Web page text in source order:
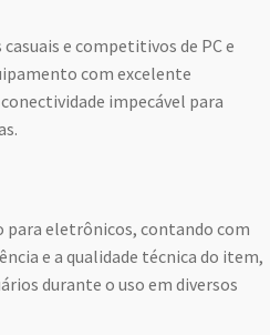
e competitivos de PC e
com excelente
impecável para
para eletrônicos, contando com
e a qualidade técnica do item,
durante o uso em diversos